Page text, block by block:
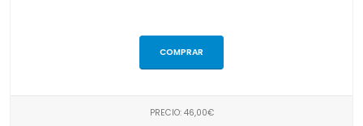
COMPRAR
PRECIO: 46,00€